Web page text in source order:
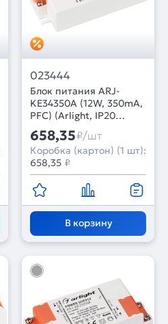
023444
Блок питания ARJ-
KE34350A (12W, 350mA,
PFC) (Arlight, IP20
Пластик, 5 лет)
658,35₽/шт
Коробка (картон) (1 шт):
658,35 ₽
В корзину